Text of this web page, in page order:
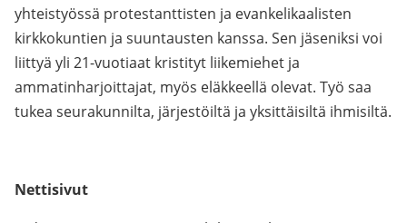
yhteistyössä protestanttisten ja evankelikaalisten
kirkkokuntien ja suuntausten kanssa. Sen jäseniksi voi
liittyä yli 21-vuotiaat kristityt liikemiehet ja
ammatinharjoittajat, myös eläkkeellä olevat. Työ saa
tukea seurakunnilta, järjestöiltä ja yksittäisiltä ihmisiltä.
Nettisivut